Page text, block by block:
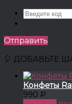
Отправить
🎈 ДОБАВЬТЕ
Конфеты
990 ₽